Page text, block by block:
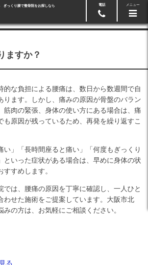
ぎっくり腰で整骨院をお探しなら 電話 メニュー
ますか？
的な負担による腰痛は、数日から数週間で自
ります。しかし、痛みの原因が骨盤のバラン
筋肉の緊張、身体の使い方にある場合は、痛
も原因が残っているため、再発を繰り返すこ
い」「長時間座ると痛い」「何度もぎっくり
といった症状がある場合は、早めに身体の状
すめします。
では、腰痛の原因を丁寧に確認し、一人ひと
わせた施術をご提案しています。大阪市北
みの方は、お気軽にご相談ください。
る
06-6371-1128